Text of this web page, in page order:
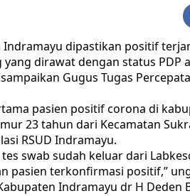
Indramayu dipastikan positif
dirawat dengan status PDP
Gugus Tugas
pasien positif corona di
23 tahun dari Kecamatan
RSUD Indramayu.
swab sudah keluar dari
pasien terkonfirmasi positif,”
Indramayu dr H Deden